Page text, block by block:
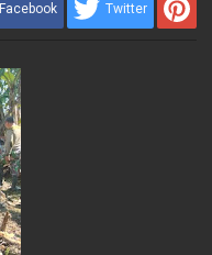
Facebook Twitter